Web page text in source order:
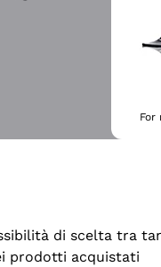
di scelta tra
prodotti acquistati
For